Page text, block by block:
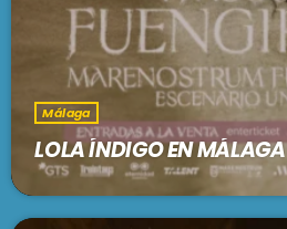
Málaga
LOLA ÍNDIGO EN MÁLAGA